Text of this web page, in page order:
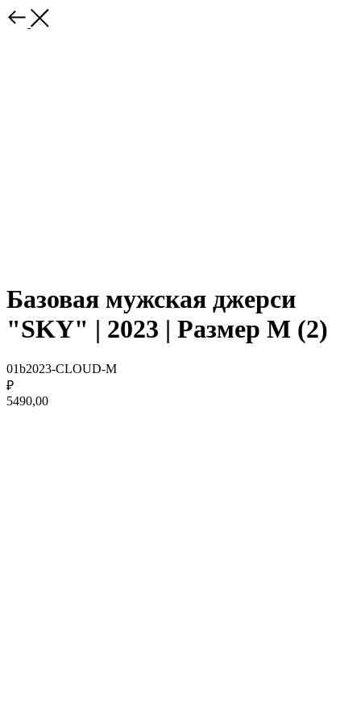
Базовая мужская джерси
"SKY" | 2023 | Размер M (2)
01b2023-CLOUD-M
₽
5490,00